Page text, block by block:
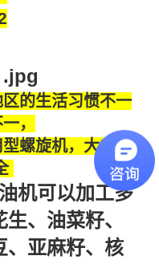
的生活习惯不一
，
螺旋机，大中小
机可以加工多
、油菜籽、
、亚麻籽、核